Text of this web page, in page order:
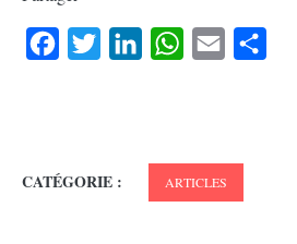
FacebookTwitter LinkedInWhatsApp
Email
CATÉGORIE : ARTICLES